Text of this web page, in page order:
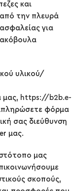
και
από την πλευρά
για
υλικού/
μας, https://b2b.e-
φόρμα
σας διεύθυνση
μας.
μας
σκοπούς,